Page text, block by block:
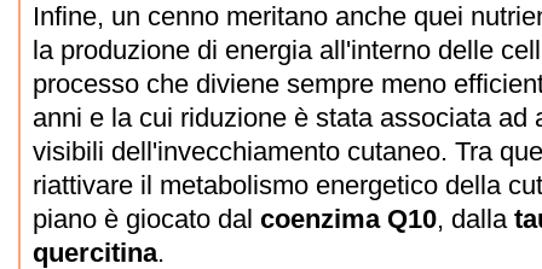
Infine, un cenno meritano anche quei
la produzione di energia all'interno delle
processo che diviene sempre meno
anni e la cui riduzione è stata associata ad
visibili dell'invecchiamento cutaneo. Tra
riattivare il metabolismo energetico della
piano è giocato dal coenzima Q10, dalla
quercitina.